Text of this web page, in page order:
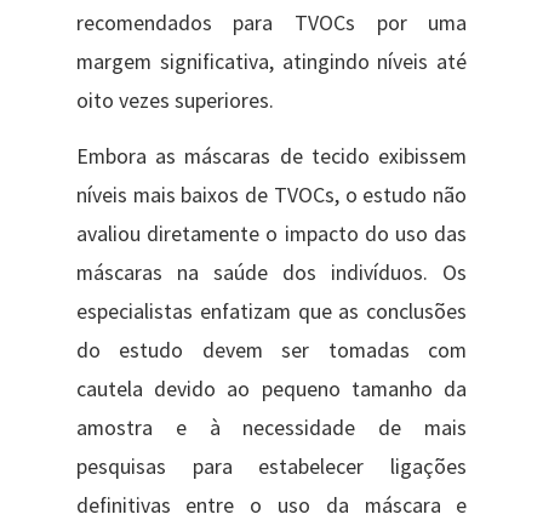
recomendados para TVOCs por uma
margem significativa, atingindo níveis até
oito vezes superiores.
Embora as máscaras de tecido exibissem
níveis mais baixos de TVOCs, o estudo não
avaliou diretamente o impacto do uso das
máscaras na saúde dos indivíduos. Os
especialistas enfatizam que as conclusões
do estudo devem ser tomadas com
cautela devido ao pequeno tamanho da
amostra e à necessidade de mais
pesquisas para estabelecer ligações
definitivas entre o uso da máscara e